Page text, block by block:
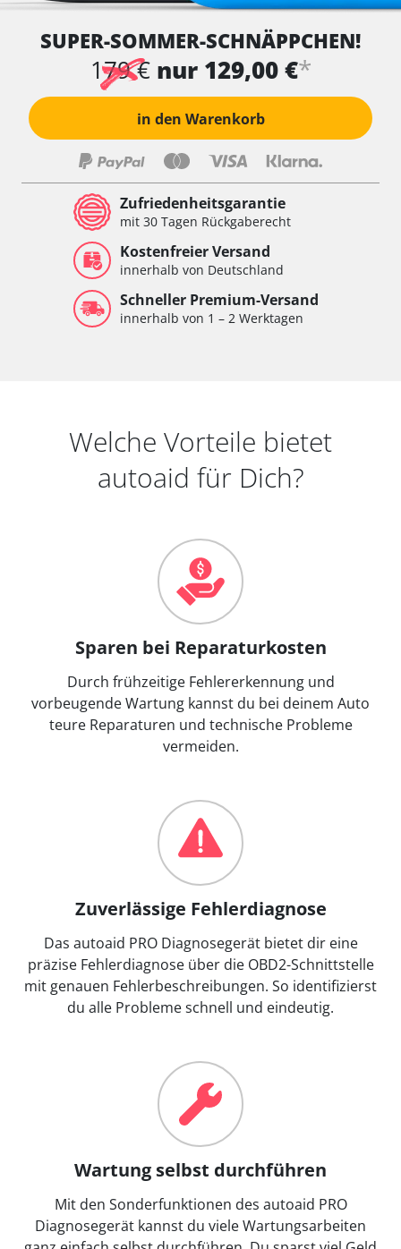
Wegfahrsperre
Wischersteuerung
Xenon links
Xenon rechts
Zentrale Bedieneinheit
Zentralelektronik
Zentralelektronik hinten
Zentralelektronik vorne
Zentralelektronik vorne Beifahrer
Zentralelektronik vorne Fahrer
Verfügbarkeit abhängig von Modell, Motorisierung, Ausstattung
und Konfiguration
SUPER-SOMMER-SCHNÄPPCHEN!
179 € nur 129,00 €*
in den Warenkorb
Zufriedenheitsgarantie
mit 30 Tagen Rückgaberecht
Kostenfreier Versand
innerhalb von Deutschland
Schneller Premium-Versand
innerhalb von 1 – 2 Werktagen
Welche Vorteile bietet
autoaid für Dich?
Sparen bei Reparaturkosten
Durch frühzeitige Fehlererkennung und
vorbeugende Wartung kannst du bei deinem Auto
teure Reparaturen und technische Probleme
vermeiden.
Zuverlässige Fehlerdiagnose
Das autoaid PRO Diagnosegerät bietet dir eine
präzise Fehlerdiagnose über die OBD2-Schnittstelle
mit genauen Fehlerbeschreibungen. So identifizierst
du alle Probleme schnell und eindeutig.
Wartung selbst durchführen
Mit den Sonderfunktionen des autoaid PRO
Diagnosegerät kannst du viele Wartungsarbeiten